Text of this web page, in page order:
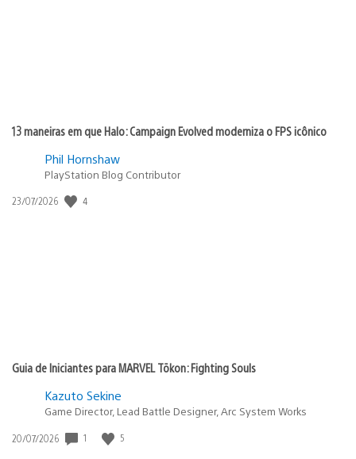
13 maneiras em que Halo: Campaign Evolved moderniza o FPS icônico
Phil Hornshaw
PlayStation Blog Contributor
Data
23/07/2026 4
Guia de Iniciantes para MARVEL Tōkon: Fighting Souls
Kazuto Sekine
Game Director, Lead Battle Designer, Arc System Works
Data
20/07/2026 1 5